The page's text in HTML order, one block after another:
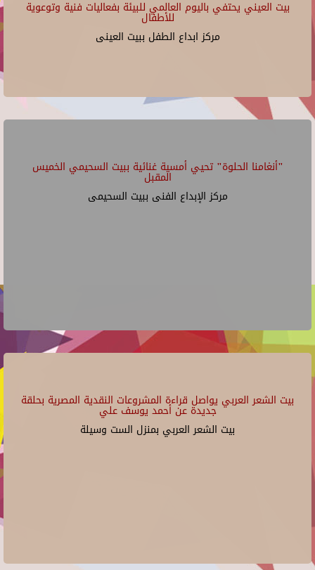
بيت العيني يحتفي باليوم العالمي للبيئة بفعاليات فنية وتوعوية
للأطفال
مركز ابداع الطفل ببيت العينى
"أنغامنا الحلوة" تحيي أمسية غنائية ببيت السحيمي الخميس
المقبل
مركز الإبداع الفنى ببيت السحيمى
بيت الشعر العربي يواصل قراءة المشروعات النقدية المصرية بحلقة
جديدة عن أحمد يوسف علي
بيت الشعر العربي بمنزل الست وسيلة